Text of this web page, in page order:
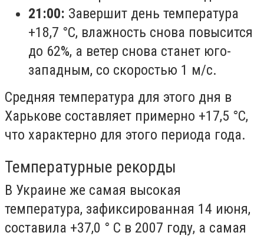
21:00: Завершит день температура
+18,7 °С, влажность снова повысится
до 62%, а ветер снова станет юго-
западным, со скоростью 1 м/с.
Средняя температура для этого дня в
Харькове составляет примерно +17,5 °С,
что характерно для этого периода года.
Температурные рекорды
В Украине же самая высокая
температура, зафиксированная 14 июня,
составила +37,0 ° С в 2007 году, а самая